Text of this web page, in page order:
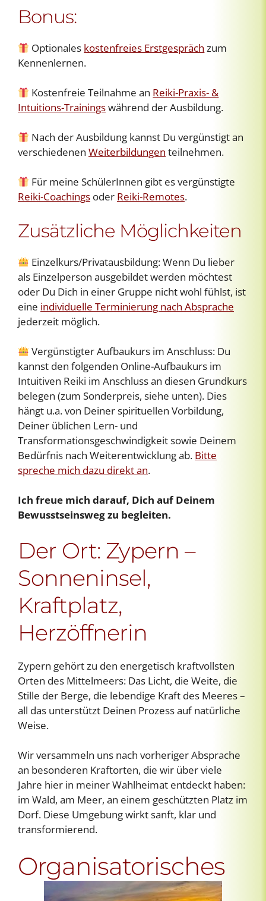
Bonus:
Optionales kostenfreies Erstgespräch zum
Kennenlernen.
Kostenfreie Teilnahme an Reiki-Praxis- &
Intuitions-Trainingswährend der Ausbildung.
Nach der Ausbildung kannst Du vergünstigt an
verschiedenen Weiterbildungen teilnehmen.
Für meine SchülerInnen gibt es vergünstigte
Reiki-Coachings oder Reiki-Remotes.
Zusätzliche Möglichkeiten
Einzelkurs/Privatausbildung: Wenn Du lieber
als Einzelperson ausgebildet werden möchtest
oder Du Dich in einer Gruppe nicht wohl fühlst, ist
eine individuelle Terminierung nach Absprache
jederzeit möglich.
Vergünstigter Aufbaukurs im Anschluss: Du
kannst den folgenden Online-Aufbaukurs im
Intuitiven Reiki im Anschluss an diesen Grundkurs
belegen (zum Sonderpreis, siehe unten). Dies
hängt u.a. von Deiner spirituellen Vorbildung,
Deiner üblichen Lern- und
Transformationsgeschwindigkeit sowie Deinem
Bedürfnis nach Weiterentwicklung ab. Bitte
spreche mich dazu direkt an.
Ich freue mich darauf, Dich auf Deinem
Bewusstseinsweg zu begleiten.
Der Ort: Zypern –
Sonneninsel,
Kraftplatz,
Herzöffnerin
Zypern gehört zu den energetisch kraftvollsten
Orten des Mittelmeers: Das Licht, die Weite, die
Stille der Berge, die lebendige Kraft des Meeres –
all das unterstützt Deinen Prozess auf natürliche
Weise.
Wir versammeln uns nach vorheriger Absprache
an besonderen Kraftorten, die wir über viele
Jahre hier in meiner Wahlheimat entdeckt haben:
im Wald, am Meer, an einem geschützten Platz im
Dorf. Diese Umgebung wirkt sanft, klar und
transformierend.
Organisatorisches